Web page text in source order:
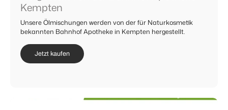
Kempten
Unsere Ölmischungen werden von der für Naturkosmetik
bekannten Bahnhof Apotheke in Kempten hergestellt.
Jetzt kaufen